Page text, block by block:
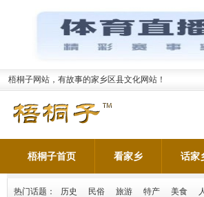
梧桐子网站，有故事的家乡区县文化网站！
梧桐子首页 看家乡 话家
热门话题： 历史 民俗 旅游 特产 美食